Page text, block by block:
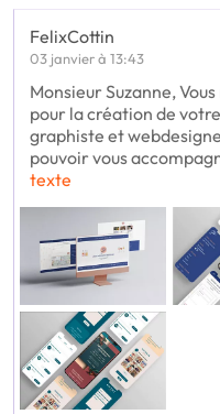
FelixCottin
03 janvier à 13:43
Monsieur Suzanne,
pour la création de
graphiste et
pouvoir vous
texte